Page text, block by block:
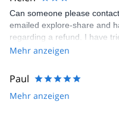
Can someone please
emailed explore-share and
regarding a refund. I have
couldn’t get through. Jeff
weather forecast. Please
Mehr anzeigen
Paul
Mehr anzeigen